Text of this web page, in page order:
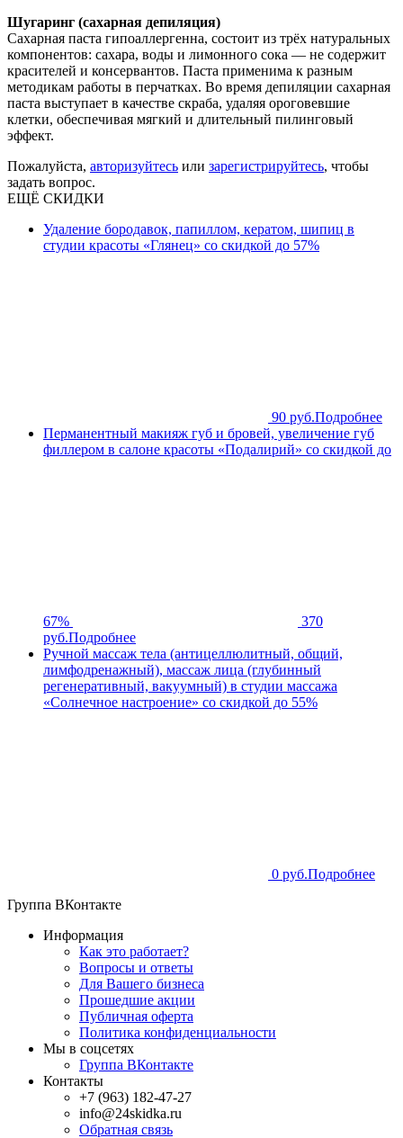
Шугаринг (сахарная депиляция)
Сахарная паста гипоаллергенна, состоит из трёх натуральных
компонентов: сахара, воды и лимонного сока — не содержит
красителей и консервантов. Паста применима к разным
методикам работы в перчатках. Во время депиляции сахарная
паста выступает в качестве скраба, удаляя ороговевшие
клетки, обеспечивая мягкий и длительный пилинговый
эффект.
Пожалуйста, авторизуйтесь или зарегистрируйтесь, чтобы
задать вопрос.
ЕЩЁ СКИДКИ
Удаление бородавок, папиллом, кератом, шипиц в
студии красоты «Глянец» со скидкой до 57%
90 руб.Подробнее
Перманентный макияж губ и бровей, увеличение губ
филлером в салоне красоты «Подалирий» со скидкой до
67%
370
руб.Подробнее
Ручной массаж тела (антицеллюлитный, общий,
лимфодренажный), массаж лица (глубинный
регенеративный, вакуумный) в студии массажа
«Солнечное настроение» со скидкой до 55%
0 руб.Подробнее
Группа ВКонтакте
Информация
Как это работает?
Вопросы и ответы
Для Вашего бизнеса
Прошедшие акции
Публичная оферта
Политика конфиденциальности
Мы в соцсетях
Группа ВКонтакте
Контакты
+7 (963) 182-47-27
info@24skidka.ru
Обратная связь